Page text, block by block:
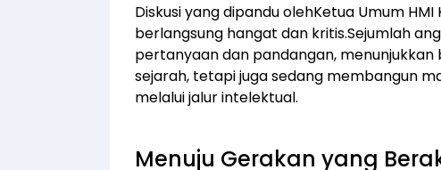
​Diskusi yang dipandu olehKetua Umum
berlangsung hangat dan kritis.Sejumlah
pertanyaan dan pandangan,
sejarah, tetapi juga sedang membangun
melalui jalur intelektual.
Menuju Gerakan yang